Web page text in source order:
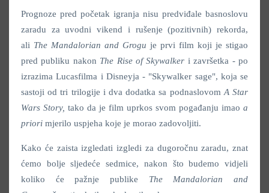
Prognoze pred početak igranja nisu predviđale basnoslovu
zaradu za uvodni vikend i rušenje (pozitivnih) rekorda,
ali The Mandalorian and Grogu je prvi film koji je stigao
pred publiku nakon The Rise of Skywalker i završetka - po
izrazima Lucasfilma i Disneyja - "Skywalker sage", koja se
sastoji od tri trilogije i dva dodatka sa podnaslovom A Star
Wars Story, tako da je film uprkos svom pogađanju imao a
priori mjerilo uspjeha koje je morao zadovoljiti.
Kako će zaista izgledati izgledi za dugoročnu zaradu, znat
ćemo bolje sljedeće sedmice, nakon što budemo vidjeli
koliko će pažnje publike The Mandalorian and